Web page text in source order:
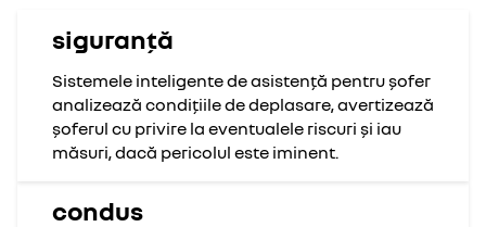
siguranță
Sistemele inteligente de asistență pentru șofer
analizează condițiile de deplasare, avertizează
șoferul cu privire la eventualele riscuri și iau
măsuri, dacă pericolul este iminent.
condus